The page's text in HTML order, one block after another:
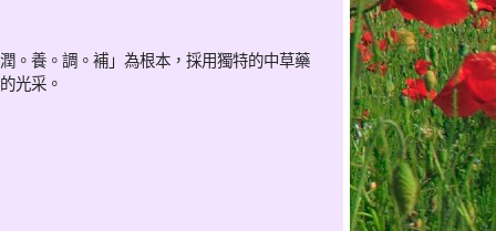
。養。調。補」為根本，採用獨特的中草藥
光采。